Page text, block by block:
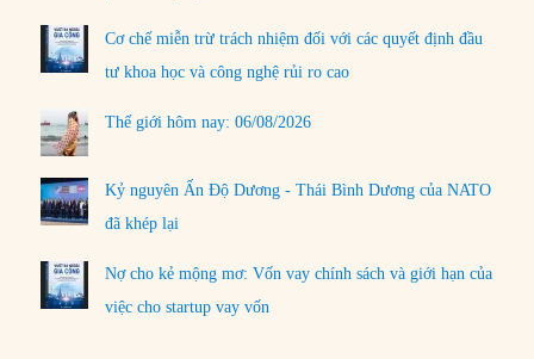
Cơ chế miễn trừ trách nhiệm đối với các quyết định đầu
tư khoa học và công nghệ rủi ro cao
Thế giới hôm nay: 06/08/2026
Kỷ nguyên Ấn Độ Dương - Thái Bình Dương của NATO
đã khép lại
Nợ cho kẻ mộng mơ: Vốn vay chính sách và giới hạn của
việc cho startup vay vốn